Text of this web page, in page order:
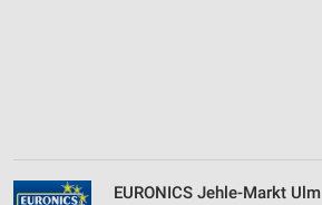
EURONICS Jehle-Markt Ulm